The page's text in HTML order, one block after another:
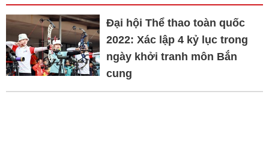
Đại hội Thể thao toàn quốc
2022: Xác lập 4 kỷ lục trong
ngày khởi tranh môn Bắn
cung